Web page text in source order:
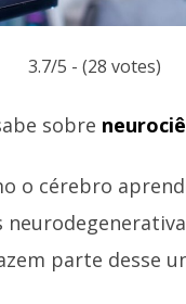
3.7/5 - (28 votes)
sobre
o cérebro
parte desse